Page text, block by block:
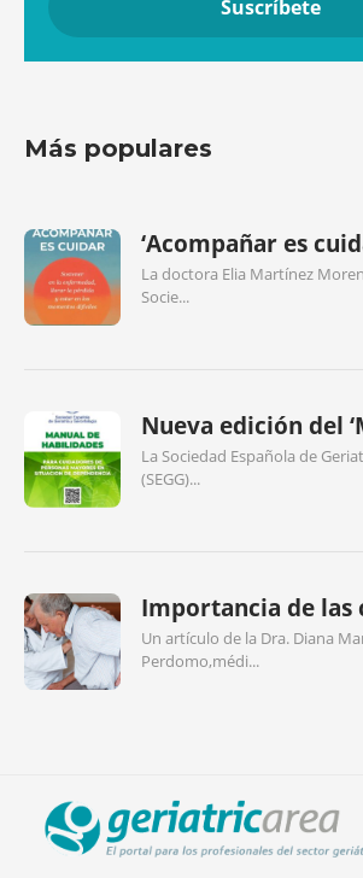
Más populares
‘Acompañar es
La doctora Elia Martínez
Socie...
Nueva edición del
La Sociedad Española de
(SEGG)...
Importancia de las
Un artículo de la Dra. Diana
Perdomo,médi...